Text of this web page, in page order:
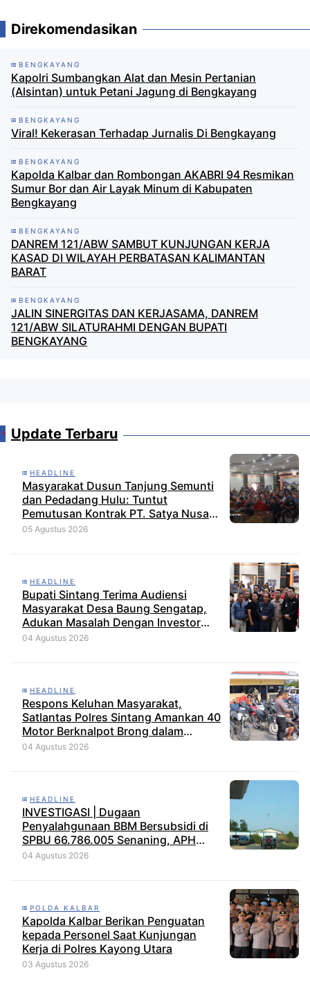
Direkomendasikan
BENGKAYANG
Kapolri Sumbangkan Alat dan Mesin Pertanian
(Alsintan) untuk Petani Jagung di Bengkayang
BENGKAYANG
Viral! Kekerasan Terhadap Jurnalis Di Bengkayang
BENGKAYANG
Kapolda Kalbar dan Rombongan AKABRI 94 Resmikan
Sumur Bor dan Air Layak Minum di Kabupaten
Bengkayang
BENGKAYANG
DANREM 121/ABW SAMBUT KUNJUNGAN KERJA
KASAD DI WILAYAH PERBATASAN KALIMANTAN
BARAT
BENGKAYANG
JALIN SINERGITAS DAN KERJASAMA, DANREM
121/ABW SILATURAHMI DENGAN BUPATI
BENGKAYANG
Update Terbaru
HEADLINE
Masyarakat Dusun Tanjung Semunti
dan Pedadang Hulu: Tuntut
Pemutusan Kontrak PT. Satya Nusa
Indah Perkasa
05 Agustus 2026
HEADLINE
Bupati Sintang Terima Audiensi
Masyarakat Desa Baung Sengatap,
Adukan Masalah Dengan Investor
Perkebunan
04 Agustus 2026
HEADLINE
Respons Keluhan Masyarakat,
Satlantas Polres Sintang Amankan 40
Motor Berknalpot Brong dalam
Strong Point Pagi
04 Agustus 2026
HEADLINE
INVESTIGASI | Dugaan
Penyalahgunaan BBM Bersubsidi di
SPBU 66.786.005 Senaning, APH
Jangan Tutup Mata, BPH Migas
04 Agustus 2026
POLDA KALBAR
Kapolda Kalbar Berikan Penguatan
kepada Personel Saat Kunjungan
Kerja di Polres Kayong Utara
03 Agustus 2026